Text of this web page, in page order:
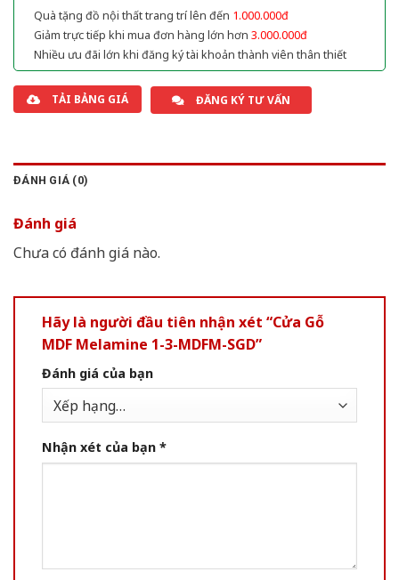
Quà tặng đồ nội thất trang trí lên đến 1.000.000đ
Giảm trực tiếp khi mua đơn hàng lớn hơn 3.000.000đ
Nhiều ưu đãi lớn khi đăng ký tài khoản thành viên thân thiết
TẢI BẢNG GIÁ ĐĂNG KÝ TƯ VẤN
ĐÁNH GIÁ (0)
Đánh giá
Chưa có đánh giá nào.
Hãy là người đầu tiên nhận xét “Cửa Gỗ
MDF Melamine 1-3-MDFM-SGD”
Đánh giá của bạn
Nhận xét của bạn *